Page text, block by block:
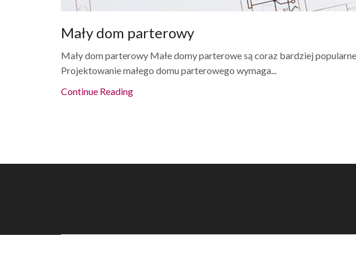
Mały dom parterowy
Mały dom parterowy Małe domy parterowe są coraz bardziej
Projektowanie małego domu parterowego wymaga...
Continue Reading